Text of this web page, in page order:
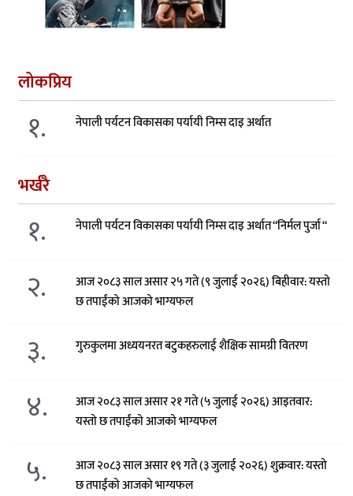
लोकप्रिय
१. नेपाली पर्यटन विकासका पर्यायी निम्स दाइ अर्थात
भर्खरै
१. नेपाली पर्यटन विकासका पर्यायी निम्स दाइ अर्थात “निर्मल पुर्जा “
२.
आज २०८३ साल असार २५ गते (९ जुलाई २०२६) बिहीवार: यस्तो
छ तपाईंको आजको भाग्यफल
३. गुरुकुलमा अध्ययनरत बटुकहरुलाई शैक्षिक सामग्री वितरण
४.
आज २०८३ साल असार २१ गते (५ जुलाई २०२६) आइतवार:
यस्तो छ तपाईंको आजको भाग्यफल
५.
आज २०८३ साल असार १९ गते (३ जुलाई २०२६) शुक्रवार: यस्तो
छ तपाईंको आजको भाग्यफल